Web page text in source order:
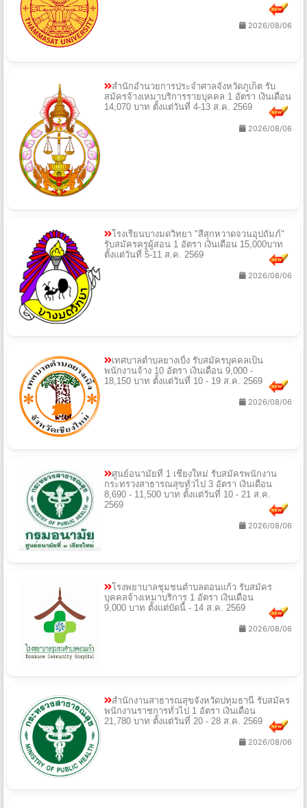
2026/08/06
สำนักอำนวยการประจำศาลจังหวัดภูเก็ต รับ
สมัครจ้างเหมาบริการรายบุคคล 1 อัตรา เงินเดือน
14,070 บาท ตั้งแต่วันที่ 4-13 ส.ค. 2569
2026/08/06
โรงเรียนบางมดวิทยา "สีสุกหวาดจวนอุปถัมภ์"
รับสมัครครูผู้สอน 1 อัตรา เงินเดือน 15,000บาท
ตั้งแต่วันที่ 5-11 ส.ค. 2569
2026/08/06
เทศบาลตำบลยางเบิ้ง รับสมัครบุคคลเป็น
พนักงานจ้าง 10 อัตรา เงินเดือน 9,000 -
18,150 บาท ตั้งแต่วันที่ 10 - 19 ส.ค. 2569
2026/08/06
ศูนย์อนามัยที่ 1 เชียงใหม่ รับสมัครพนักงาน
กระทรวงสาธารณสุขทั่วไป 3 อัตรา เงินเดือน
8,690 - 11,500 บาท ตั้งแต่วันที่ 10 - 21 ส.ค.
2569
2026/08/06
โรงพยาบาลชุมชนตำบลดอนแก้ว รับสมัคร
บุคคลจ้างเหมาบริการ 1 อัตรา เงินเดือน
9,000 บาท ตั้งแต่บัดนี้ - 14 ส.ค. 2569
2026/08/06
สํานักงานสาธารณสุขจังหวัดปทุมธานี รับสมัคร
พนักงานราชการทั่วไป 1 อัตรา เงินเดือน
21,780 บาท ตั้งแต่วันที่ 20 - 28 ส.ค. 2569
2026/08/06